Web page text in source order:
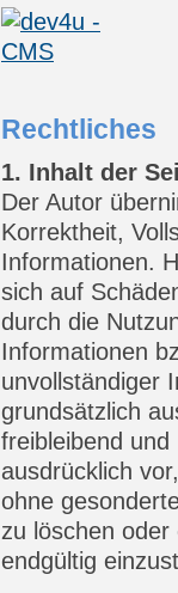
Rechtliches
1. Inhalt der
Der Autor
Korrektheit,
Informationen.
sich auf
durch die
Informationen
unvollständiger
grundsätzlich
freibleibend
ausdrücklich
ohne
zu löschen
endgültig